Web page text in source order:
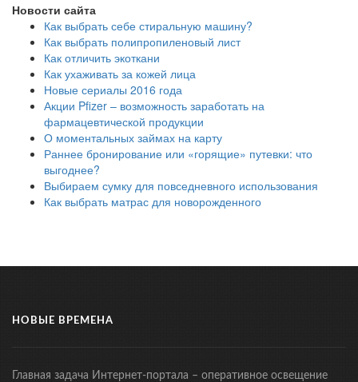
Новости сайта
Как выбрать себе стиральную машину?
Как выбрать полипропиленовый лист
Как отличить экоткани
Как ухаживать за кожей лица
Новые сериалы 2016 года
Акции Pfizer – возможность заработать на
фармацевтической продукции
О моментальных займах на карту
Раннее бронирование или «горящие» путевки: что
выгоднее?
Выбираем сумку для повседневного использования
Как выбрать матрас для новорожденного
НОВЫЕ ВРЕМЕНА
Главная задача Интернет-портала – оперативное освещение